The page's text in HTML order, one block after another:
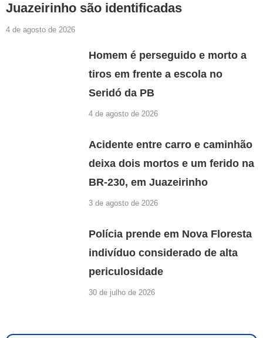
Juazeirinho são identificadas
4 de agosto de 2026
Homem é perseguido e morto a
tiros em frente a escola no
Seridó da PB
4 de agosto de 2026
Acidente entre carro e caminhão
deixa dois mortos e um ferido na
BR-230, em Juazeirinho
3 de agosto de 2026
Polícia prende em Nova Floresta
indivíduo considerado de alta
periculosidade
30 de julho de 2026